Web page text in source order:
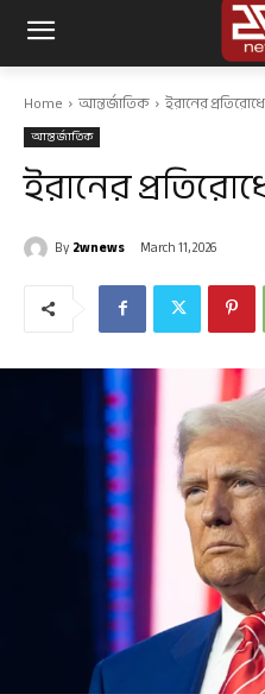
Home আন্তর্জাতিক ইরানের প্রতিরোধে
আন্তর্জাতিক
ইরানের
By2wnews March 11, 2026